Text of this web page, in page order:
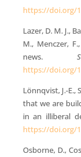
https://doi.org/
Lazer, D. M. J.,
M., Menczer,
news.
https://doi.org/
Lönnqvist, J.-E.,
that we are
in an illiberal
https://doi.org/
Osborne, D.,